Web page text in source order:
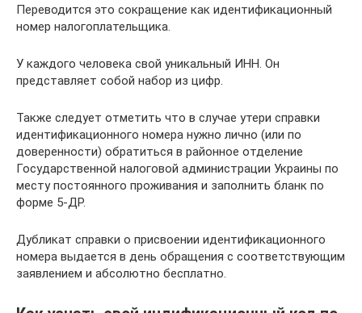
Переводится это сокращение как идентификационный
номер налогоплательщика.
У каждого человека свой уникальный ИНН. Он
представляет собой набор из цифр.
Также следует отметить что в случае утери справки
идентификационного номера нужно лично (или по
доверенности) обратиться в районное отделение
Государственной налоговой администрации Украины по
месту постоянного проживания и заполнить бланк по
форме 5-ДР.
Дубликат справки о присвоении идентификационного
номера выдается в день обращения с соответствующим
заявлением и абсолютно бесплатно.